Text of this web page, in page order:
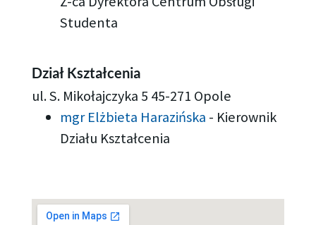
Studenta
Dział Kształcenia
ul. S. Mikołajczyka 5 45-271 Opole
mgr Elżbieta Harazińska - Kierownik
Działu Kształcenia